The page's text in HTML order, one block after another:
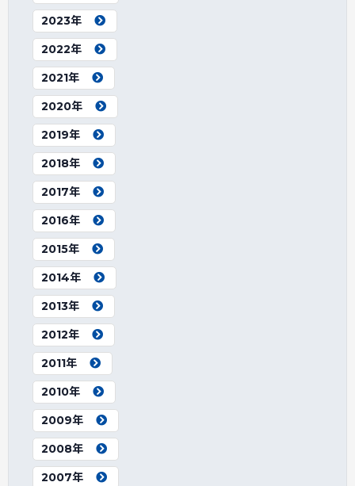
2023年
2022年
2021年
2020年
2019年
2018年
2017年
2016年
2015年
2014年
2013年
2012年
2011年
2010年
2009年
2008年
2007年